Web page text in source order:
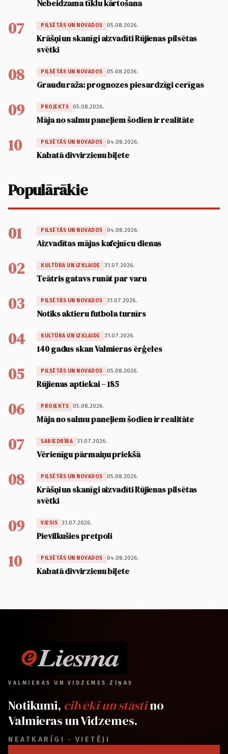
Nebeidzama tīklu kārtošana
07 PILSĒTĀS UN NOVADOS 05.08.2026.
Krāšņi un skanīgi aizvadīti Rūjienas pilsētas
svētki
08 PILSĒTĀS UN NOVADOS 05.08.2026.
Graudu raža: prognozes piesardzīgi cerīgas
09 PROJEKTS 05.08.2026.
Māja no salmu paneļiem šodien ir realitāte
10 PILSĒTĀS UN NOVADOS 04.08.2026.
Kabatā divvirzienu biļete
Populārākie
01 PILSĒTĀS UN NOVADOS 04.08.2026.
Aizvadītas mājas kafejnīcu dienas
02 KULTŪRA UN IZKLAIDE 31.07.2026.
Teātris gatavs runāt par varu
03 PILSĒTĀS UN NOVADOS 31.07.2026.
Notiks aktieru futbola turnīrs
04 KULTŪRA UN IZKLAIDE 31.07.2026.
140 gadus skan Valmieras ērģeles
05 PILSĒTĀS UN NOVADOS 05.08.2026.
Rūjienas aptiekai – 185
06 PROJEKTS 05.08.2026.
Māja no salmu paneļiem šodien ir realitāte
07 SABIEDRĪBA 31.07.2026.
Vērienīgu pārmaiņu priekšā
08 PILSĒTĀS UN NOVADOS 05.08.2026.
Krāšņi un skanīgi aizvadīti Rūjienas pilsētas
svētki
09 VIESIS 31.07.2026.
Pievilkušies pretpoli
10 PILSĒTĀS UN NOVADOS 04.08.2026.
Kabatā divvirzienu biļete
VALMIERAS UN VIDZEMES ZIŅAS
Notikumi, cilvēki un stāstino
Valmieras un Vidzemes.
NEATKARĪGI · VIETĒJI